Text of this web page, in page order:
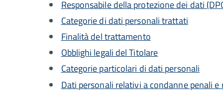
Responsabile della protezione dei dati
Categorie di dati personali trattati
Finalità del trattamento
Obblighi legali del Titolare
Categorie particolari di dati personali
Dati personali relativi a condanne penali e